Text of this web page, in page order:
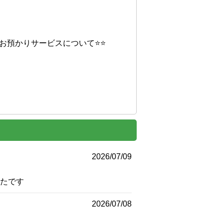
預かりサービスについて⭐⭐
2026/07/09
です
2026/07/08